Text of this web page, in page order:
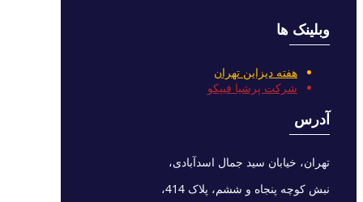
وبلینک ها
هفته دیزاین تهران
شرکت پرشیا فیپکو
آدرس
تهران، خیابان سید جمال اسدآبادی،
نبش کوچه پنجاه و ششم، پلاک 414،